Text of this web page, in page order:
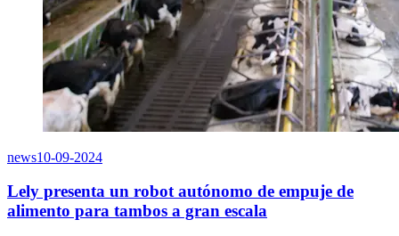
news10-09-2024
Lely presenta un robot autónomo de empuje de
alimento para tambos a gran escala